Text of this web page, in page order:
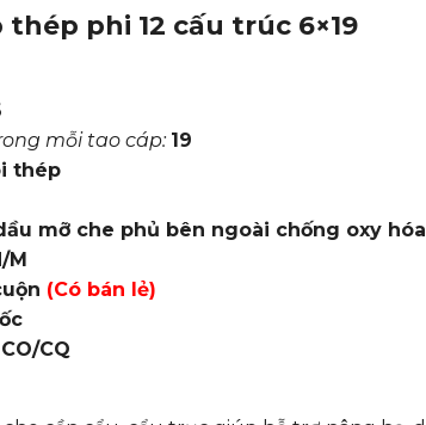
thép phi 12 cấu trúc 6×19
mỗi tao cáp: 19
thép
mỡ che phủ bên ngoài chống oxy hóa
M
(Có bán lẻ)
CQ